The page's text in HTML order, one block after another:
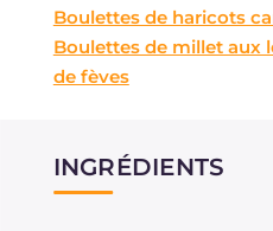
Boulettes de haricots
Boulettes de millet aux
de fèves
INGRÉDIENTS